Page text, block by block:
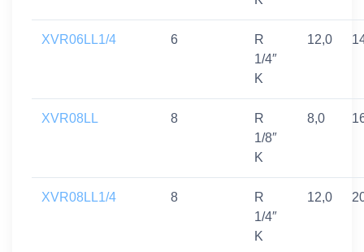
XVR06LL1/4 6
R
1/4″
K
12,0
XVR08LL 8
R
1/8″
K
8,0
XVR08LL1/4 8
R
1/4″
K
12,0